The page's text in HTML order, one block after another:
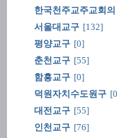
한국천주교주교회의
서울대교구 [132]
평양교구 [0]
춘천교구 [55]
함흥교구 [0]
덕원자치수도원구
대전교구 [55]
인천교구 [76]